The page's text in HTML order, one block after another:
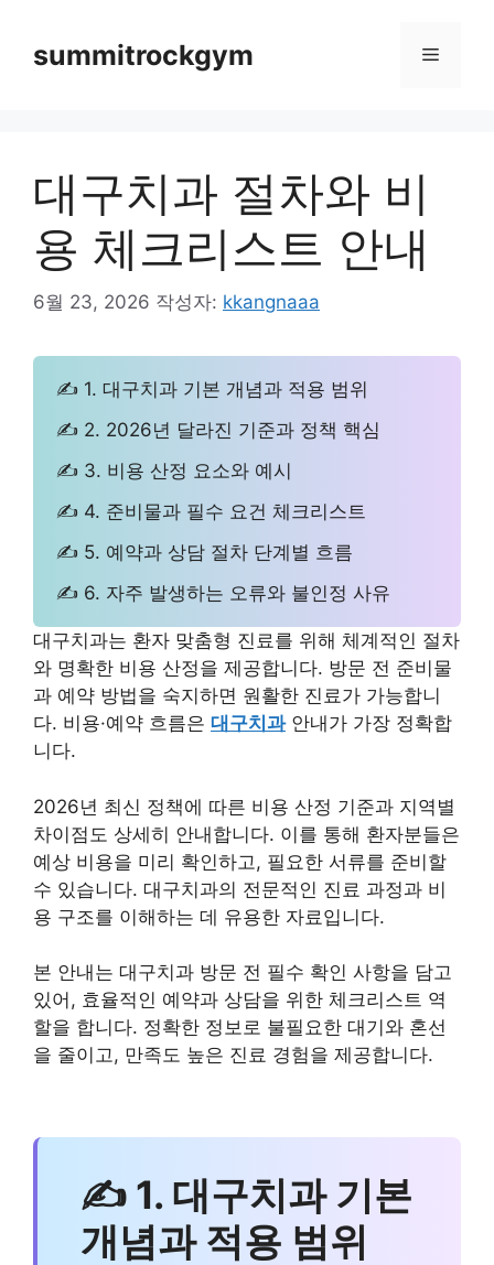
summitrockgym 메
대구치과 절차와 비
용 체크리스트 안내
6월 23, 2026 작성자: kkangnaaa
✍ 1. 대구치과 기본 개념과 적용 범위
✍ 2. 2026년 달라진 기준과 정책 핵심
✍ 3. 비용 산정 요소와 예시
✍ 4. 준비물과 필수 요건 체크리스트
✍ 5. 예약과 상담 절차 단계별 흐름
✍ 6. 자주 발생하는 오류와 불인정 사유
대구치과는 환자 맞춤형 진료를 위해 체계적인 절차
와 명확한 비용 산정을 제공합니다. 방문 전 준비물
과 예약 방법을 숙지하면 원활한 진료가 가능합니
다. 비용·예약 흐름은 대구치과안내가 가장 정확합
니다.
2026년 최신 정책에 따른 비용 산정 기준과 지역별
차이점도 상세히 안내합니다. 이를 통해 환자분들은
예상 비용을 미리 확인하고, 필요한 서류를 준비할
수 있습니다. 대구치과의 전문적인 진료 과정과 비
용 구조를 이해하는 데 유용한 자료입니다.
본 안내는 대구치과 방문 전 필수 확인 사항을 담고
있어, 효율적인 예약과 상담을 위한 체크리스트 역
할을 합니다. 정확한 정보로 불필요한 대기와 혼선
을 줄이고, 만족도 높은 진료 경험을 제공합니다.
✍ 1. 대구치과 기본
개념과 적용 범위